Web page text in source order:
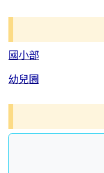
國小部
幼兒園